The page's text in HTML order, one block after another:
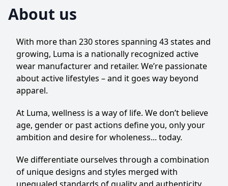
About us
With more than 230 stores spanning 43 states and
growing, Luma is a nationally recognized active
wear manufacturer and retailer. We’re passionate
about active lifestyles – and it goes way beyond
apparel.
At Luma, wellness is a way of life. We don’t believe
age, gender or past actions define you, only your
ambition and desire for wholeness... today.
We differentiate ourselves through a combination
of unique designs and styles merged with